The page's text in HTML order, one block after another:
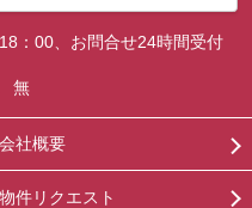
：00、お問合せ24時間受付
無
会社概要
物件リクエスト